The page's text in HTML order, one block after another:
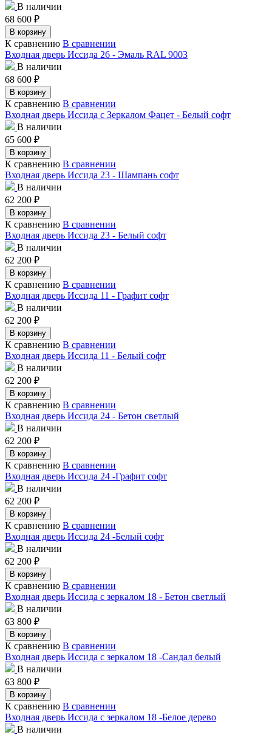
В наличии
68 600 ₽
В корзину
К сравнению В сравнении
Входная дверь Иссида 26 - Эмаль RAL 9003
В наличии
68 600 ₽
В корзину
К сравнению В сравнении
Входная дверь Иссида с Зеркалом Фацет - Белый софт
В наличии
65 600 ₽
В корзину
К сравнению В сравнении
Входная дверь Иссида 23 - Шампань софт
В наличии
62 200 ₽
В корзину
К сравнению В сравнении
Входная дверь Иссида 23 - Белый софт
В наличии
62 200 ₽
В корзину
К сравнению В сравнении
Входная дверь Иссида 11 - Графит софт
В наличии
62 200 ₽
В корзину
К сравнению В сравнении
Входная дверь Иссида 11 - Белый софт
В наличии
62 200 ₽
В корзину
К сравнению В сравнении
Входная дверь Иссида 24 - Бетон светлый
В наличии
62 200 ₽
В корзину
К сравнению В сравнении
Входная дверь Иссида 24 -Графит софт
В наличии
62 200 ₽
В корзину
К сравнению В сравнении
Входная дверь Иссида 24 -Белый софт
В наличии
62 200 ₽
В корзину
К сравнению В сравнении
Входная дверь Иссида с зеркалом 18 - Бетон светлый
В наличии
63 800 ₽
В корзину
К сравнению В сравнении
Входная дверь Иссида с зеркалом 18 -Сандал белый
В наличии
63 800 ₽
В корзину
К сравнению В сравнении
Входная дверь Иссида с зеркалом 18 -Белое дерево
В наличии